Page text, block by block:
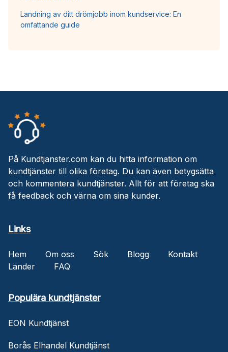
Landning av ditt drömjobb inom kundservice: En
omfattande guide
På Kundtjanster.com kan du hitta information om
kundtjänster till olika företag. Du kan även betygsätta
och kommentera kundtjänster. Allt för att företag ska
få feedback och värna om sina kunder.
Links
Hem Om oss Sök Blogg
Kontakt
Länder
FAQ
Populära kundtjänster
EON Kundtjänst
Borås Elhandel Kundtjänst